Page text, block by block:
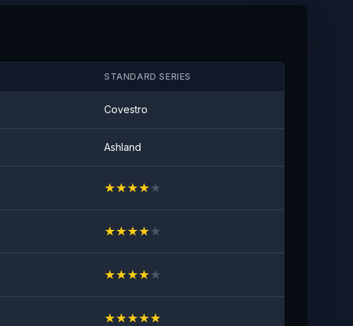
STANDARD SERIES
Covestro
Ashland
★★★★★
★★★★★
★★★★★
★★★★★